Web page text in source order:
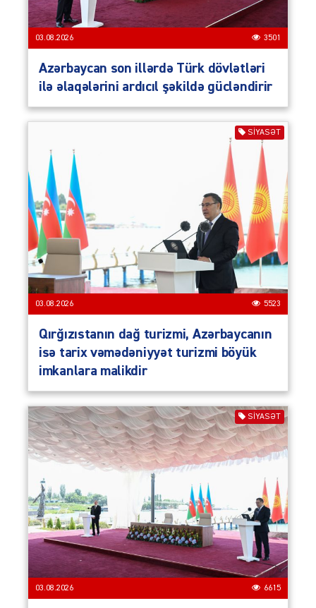
03.08.2026 3501
Azərbaycan son illərdə Türk dövlətləri
ilə əlaqələrini ardıcıl şəkildə gücləndirir
SIYASƏT
03.08.2026 5523
Qırğızıstanın dağ turizmi, Azərbaycanın
isə tarix vəmədəniyyət turizmi böyük
imkanlara malikdir
SIYASƏT
03.08.2026 6615